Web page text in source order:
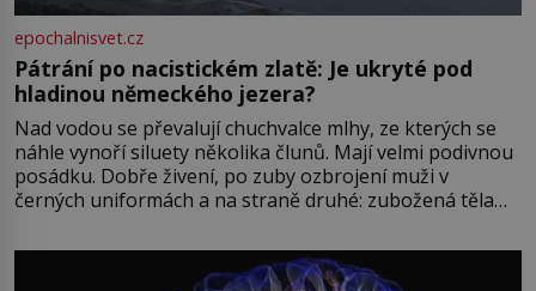
epochalnisvet.cz
Pátrání po nacistickém zlatě: Je ukryté pod
hladinou německého jezera?
Nad vodou se převalují chuchvalce mlhy, ze kterých se
náhle vynoří siluety několika člunů. Mají velmi podivnou
posádku. Dobře živení, po zuby ozbrojení muži v
černých uniformách a na straně druhé: zubožená těla
přízračná scéna znamená? Je jaro roku 1945, druhá
světová válka se chýlí ke konci. Jezero Stolpsee